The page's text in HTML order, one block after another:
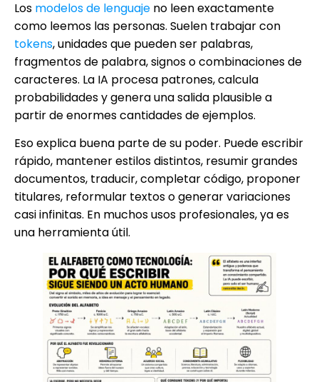
Los modelos de lenguaje no leen exactamente
como leemos las personas. Suelen trabajar con
tokens, unidades que pueden ser palabras,
fragmentos de palabra, signos o combinaciones de
caracteres. La IA procesa patrones, calcula
probabilidades y genera una salida plausible a
partir de enormes cantidades de ejemplos.
Eso explica buena parte de su poder. Puede escribir
rápido, mantener estilos distintos, resumir grandes
documentos, traducir, completar código, proponer
titulares, reformular textos o generar variaciones
casi infinitas. En muchos usos profesionales, ya es
una herramienta útil.